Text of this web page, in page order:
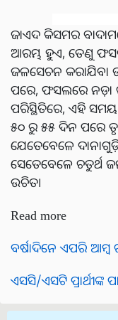
ଜାଏଦ କିସମର
ଆରମ୍ଭ ହୁଏ, ତେଣୁ
ଜଳସେଚନ କରାଯିବା
ପରେ, ଫସଲରେ ନଡ଼ା
ପରିସ୍ଥିତିରେ, ଏହି ସମୟ
୫୦ ରୁ ୫୫ ଦିନ ପରେ
ଯେତେବେଳେ
ସେତେବେଳେ ଚତୁର୍ଥ
ଉଚିତ।
Read more
ବର୍ଷାଦିନେ ଏପରି
ଏସସି/ଏସଟି ପ୍ରାର୍ଥୀଙ୍କ